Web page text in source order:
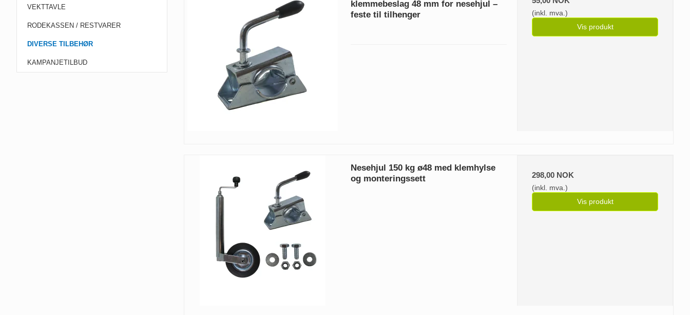
VEKTTAVLE
RODEKASSEN / RESTVARER
DIVERSE TILBEHØR
KAMPANJETILBUD
klemmebeslag 48 mm for nesehjul –
feste til tilhenger
(inkl. mva.)
Vis produkt
Nesehjul 150 kg ø48 med klemhylse
og monteringssett
298,00 NOK
(inkl. mva.)
Vis produkt